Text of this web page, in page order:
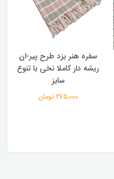
سفره هنر یزد طرح پیر-ان
ریشه دار کاملا نخی با تنوع
سایز
275,000 تومان